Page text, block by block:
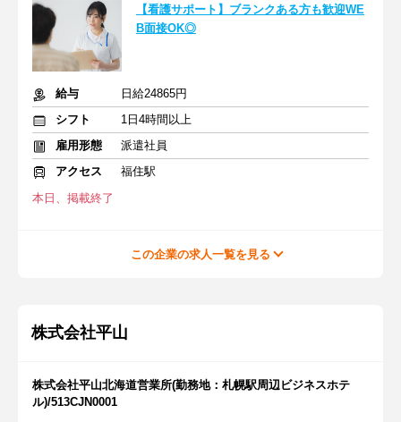
【看護サポート】ブランクある方も歓迎WE
B面接OK◎
給与
日給24865円
シフト
1日4時間以上
雇用形態
派遣社員
アクセス
福住駅
本日、掲載終了
この企業の求人一覧を見る
株式会社平山
株式会社平山北海道営業所(勤務地：札幌駅周辺ビジネスホテ
ル)/513CJN0001